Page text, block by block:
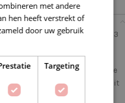
Scheepjes Stone Washed 833
Haak- en breiprojecten
staat synoniem voor tijdloze
in de wereld van haakwerk. Dit
de mogelijkheid om
met andere
hen heeft verstrekt of
door uw gebruik
Targeting